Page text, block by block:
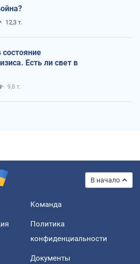
12,3 т.
состояние
Есть ли свет в
9,8 т.
В начало
Команда
Политика
конфиденциальности
Документы